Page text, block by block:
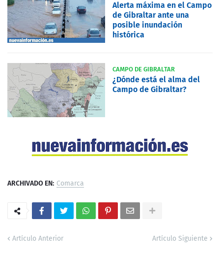
Alerta máxima en el Campo
de Gibraltar ante una
posible inundación
histórica
CAMPO DE GIBRALTAR
¿Dónde está el alma del
Campo de Gibraltar?
ARCHIVADO EN: Comarca
Artículo Anterior Artículo Siguiente